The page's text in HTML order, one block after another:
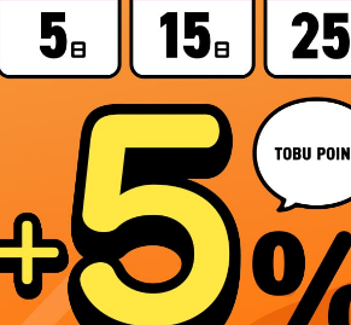
RECENTLY VIEWED ITEMS
最近見た商品
最近見た商品がありません。